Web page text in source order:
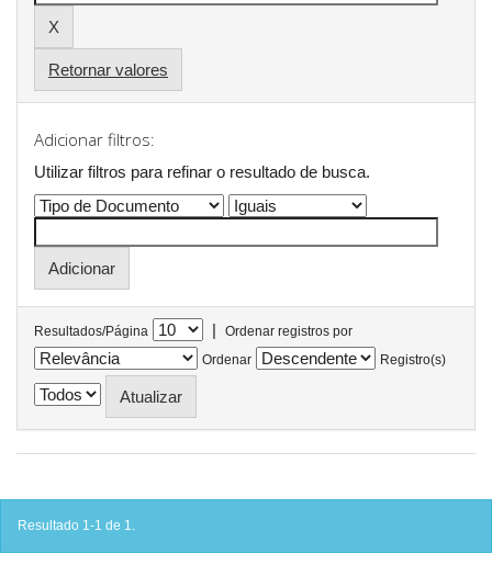
Retornar valores
Adicionar filtros:
Utilizar filtros para refinar o resultado de busca.
Resultados/Página |
Ordenar registros por
Ordenar
Registro(s)
Resultado 1-1 de 1.